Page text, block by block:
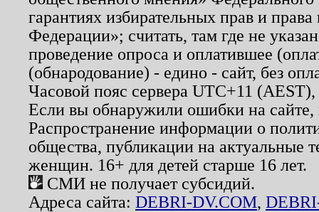
гарантиях избирательных прав и
Федерации»; считать, там где не
проведение опроса и оплатившее
(обнародование) - едино - сайт, без
Часовой пояс сервера UTC+11
Если вы обнаружили ошибки на
Распространение информации о
общества, публикации на актуальные
женщин. 16+ для детей старше 16 лет.
СМИ не получает субсидий.
Адреса сайта: DEBRI-DV.COM,